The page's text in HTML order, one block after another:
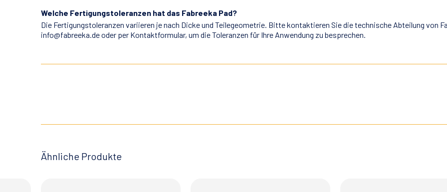
Welche Fertigungstoleranzen hat das Fabreeka Pad?
Die Fertigungstoleranzen variieren je nach Dicke und Teilegeometrie. Bitte kontaktieren Sie die technische Abteilung von
info@fabreeka.de oder per Kontaktformular, um die Toleranzen für Ihre Anwendung zu besprechen.
Ähnliche Produkte